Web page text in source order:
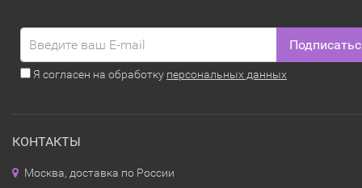
Я согласен на обработку персональных данных
КОНТАКТЫ
Москва, доставка по России